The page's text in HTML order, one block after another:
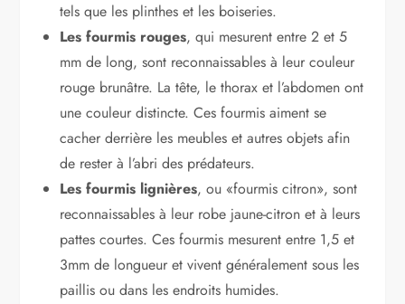
tels que les plinthes et les boiseries.
Les fourmis rouges, qui mesurent entre 2 et 5
mm de long, sont reconnaissables à leur couleur
rouge brunâtre. La tête, le thorax et l’abdomen ont
une couleur distincte. Ces fourmis aiment se
cacher derrière les meubles et autres objets afin
de rester à l’abri des prédateurs.
Les fourmis lignières, ou «fourmis citron», sont
reconnaissables à leur robe jaune-citron et à leurs
pattes courtes. Ces fourmis mesurent entre 1,5 et
3mm de longueur et vivent généralement sous les
paillis ou dans les endroits humides.